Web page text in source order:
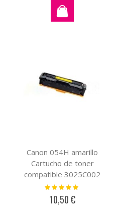
Canon 054H amarillo
Cartucho de toner
compatible 3025C002
(XL)
Valoración:
10,50 €